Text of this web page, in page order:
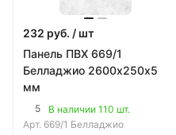
232 руб. / шт
Панель ПВХ 669/1
Белладжио 2600х250х5
мм
5
В наличии 110 шт.
Арт. 669/1 Белладжио